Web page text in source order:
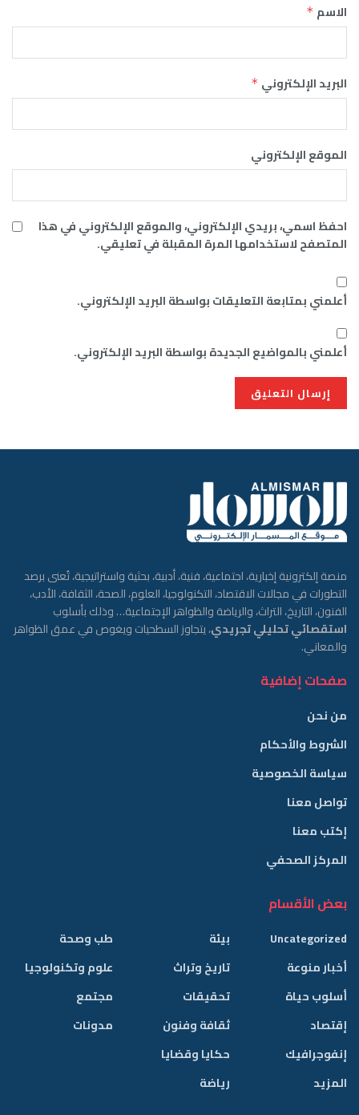
الاسم *
البريد الإلكتروني *
الموقع الإلكتروني
احفظ اسمي، بريدي الإلكتروني، والموقع الإلكتروني في هذا
المتصفح لاستخدامها المرة المقبلة في تعليقي.
أعلمني بمتابعة التعليقات بواسطة البريد الإلكتروني.
أعلمني بالمواضيع الجديدة بواسطة البريد الإلكتروني.
منصة إلكترونية إخبارية، اجتماعية، فنية، أدبية، بحثية واستراتيجية، تُعنى برصد
التطورات في مجالات الاقتصاد، التكنولوجيا، العلوم، الصحة، الثقافة، الأدب،
الفنون، التاريخ، التراث، والرياضة والظواهر الإجتماعية… وذلك بأسلوب
استقصائي تحليلي تجريدي، يتجاوز السطحيات ويغوص في عمق الظواهر
والمعاني.
صفحات إضافية
من نحن
الشروط والأحكام
سياسة الخصوصية
تواصل معنا
إكتب معنا
المركز الصحفي
بعض الأقسام
Uncategorized
أخبار منوعة
أسلوب حياة
إقتصاد
إنفوجرافيك
المزيد
بيئة
تاريخ وتراث
تحقيقات
ثقافة وفنون
حكايا وقضايا
رياضة
طب وصحة
علوم وتكنولوجيا
مجتمع
مدونات